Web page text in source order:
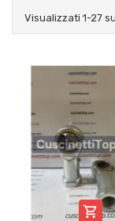
Visualizzati 1-27
